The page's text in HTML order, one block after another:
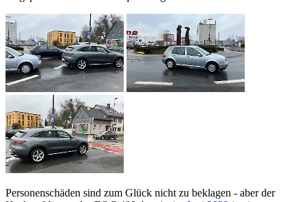
Personenschäden sind zum Glück nicht zu beklagen - aber der